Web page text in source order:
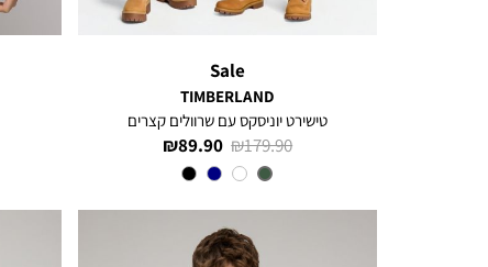
Sale
TIMBERLAND
טישירט יוניסקס עם שרוולים קצרים
מחיר
מוצר
89.90 ₪
מחיר
רגיל
179.90 ₪
צבע
DARK